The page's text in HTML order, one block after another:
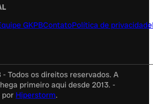
GKPBContatoPolítica de privacidade
- Todos os direitos reservados. A
primeiro aqui desde 2013. -
por Hiperstorm.